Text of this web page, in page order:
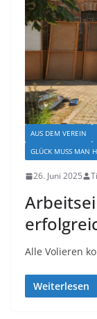
AUS DEM VEREIN
GLÜCK MUSS MAN
26. Juni 2025
Alle Volieren
Weiterlesen